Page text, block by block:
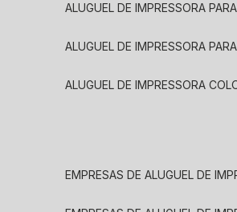
ALUGUEL DE IMPRESSORA
ALUGUEL DE IMPRESSORA
ALUGUEL DE IMPRESSORA
EMPRESAS DE ALUGUEL DE